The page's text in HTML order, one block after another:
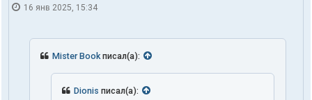
16 янв 2025, 15:34
Mister Bookписал(а):
Dionis писал(а):